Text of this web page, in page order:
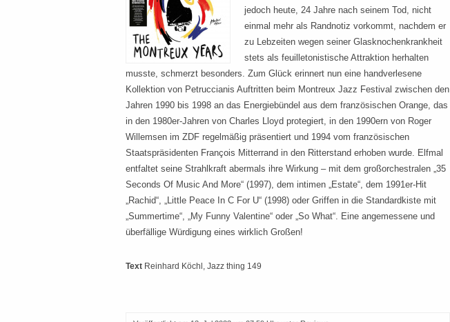
jedoch heute, 24 Jahre nach seinem Tod, nicht
einmal mehr als Randnotiz vorkommt, nachdem er
zu Lebzeiten wegen seiner Glasknochenkrankheit
stets als feuilletonistische Attraktion herhalten
musste, schmerzt besonders. Zum Glück erinnert nun eine handverlesene
Kollektion von Petruccianis Auftritten beim Montreux Jazz Festival zwischen den
Jahren 1990 bis 1998 an das Energiebündel aus dem französischen Orange, das
in den 1980er-Jahren von Charles Lloyd protegiert, in den 1990ern von Roger
Willemsen im ZDF regelmäßig präsentiert und 1994 vom französischen
Staatspräsidenten François Mitterrand in den Ritterstand erhoben wurde. Elfmal
entfaltet seine Strahlkraft abermals ihre Wirkung – mit dem großorchestralen „35
Seconds Of Music And More“ (1997), dem intimen „Estate“, dem 1991er-Hit
„Rachid“, „Little Peace In C For U“ (1998) oder Griffen in die Standardkiste mit
„Summertime“, „My Funny Valentine“ oder „So What“. Eine angemessene und
überfällige Würdigung eines wirklich Großen!
Text Reinhard Köchl , Jazz thing 149